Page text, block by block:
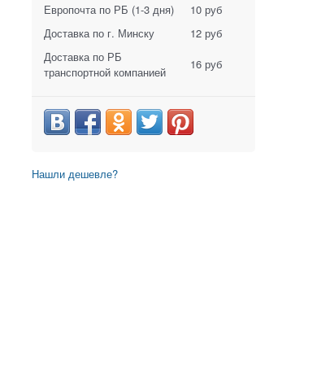
Европочта по РБ (1-3 дня)
10 руб
Доставка по г. Минску
12 руб
Доставка по РБ
транспортной компанией
16 руб
Нашли дешевле?